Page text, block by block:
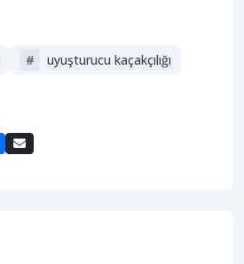
# uyuşturucu kaçakçılığı